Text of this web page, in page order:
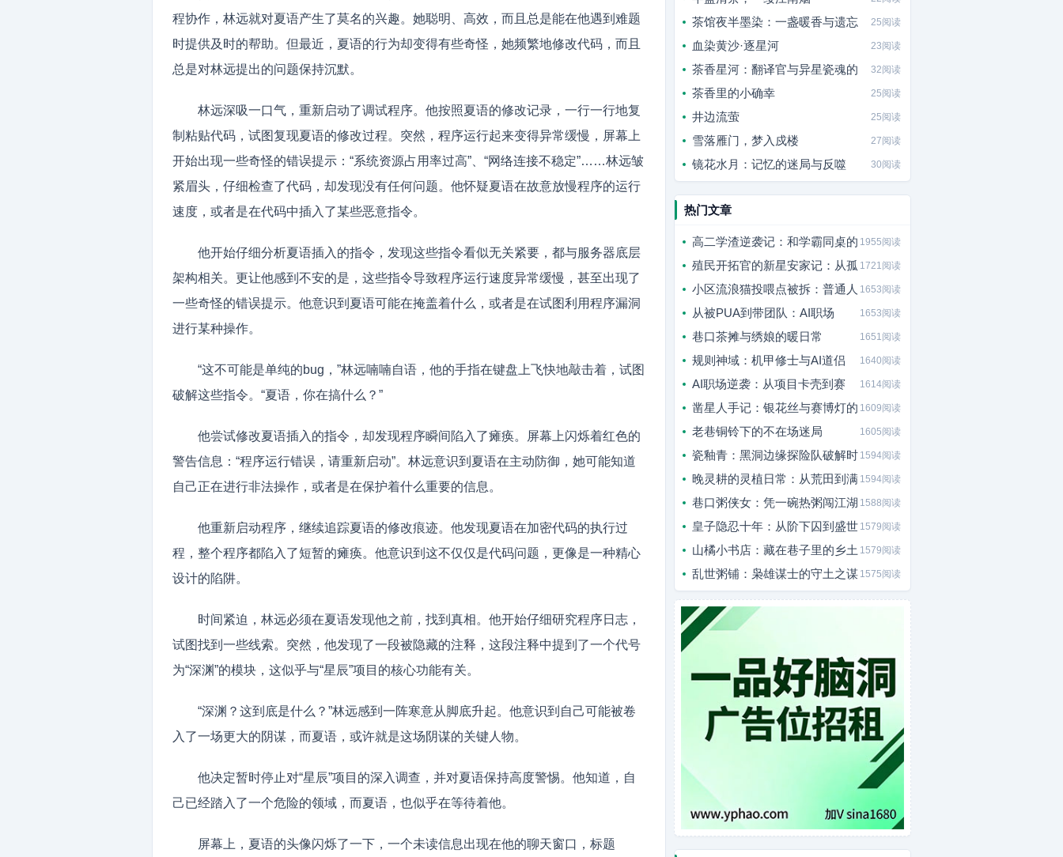
程协作，林远就对夏语产生了莫名的兴趣。她聪明、高效，而且总是能在他遇到难题
时提供及时的帮助。但最近，夏语的行为却变得有些奇怪，她频繁地修改代码，而且
总是对林远提出的问题保持沉默。
林远深吸一口气，重新启动了调试程序。他按照夏语的修改记录，一行一行地复
制粘贴代码，试图复现夏语的修改过程。突然，程序运行起来变得异常缓慢，屏幕上
开始出现一些奇怪的错误提示：“系统资源占用率过高”、“网络连接不稳定”……林远皱
紧眉头，仔细检查了代码，却发现没有任何问题。他怀疑夏语在故意放慢程序的运行
速度，或者是在代码中插入了某些恶意指令。
他开始仔细分析夏语插入的指令，发现这些指令看似无关紧要，都与服务器底层
架构相关。更让他感到不安的是，这些指令导致程序运行速度异常缓慢，甚至出现了
一些奇怪的错误提示。他意识到夏语可能在掩盖着什么，或者是在试图利用程序漏洞
进行某种操作。
“这不可能是单纯的bug，”林远喃喃自语，他的手指在键盘上飞快地敲击着，试图
破解这些指令。“夏语，你在搞什么？”
他尝试修改夏语插入的指令，却发现程序瞬间陷入了瘫痪。屏幕上闪烁着红色的
警告信息：“程序运行错误，请重新启动”。林远意识到夏语在主动防御，她可能知道
自己正在进行非法操作，或者是在保护着什么重要的信息。
他重新启动程序，继续追踪夏语的修改痕迹。他发现夏语在加密代码的执行过
程，整个程序都陷入了短暂的瘫痪。他意识到这不仅仅是代码问题，更像是一种精心
设计的陷阱。
时间紧迫，林远必须在夏语发现他之前，找到真相。他开始仔细研究程序日志，
试图找到一些线索。突然，他发现了一段被隐藏的注释，这段注释中提到了一个代号
为“深渊”的模块，这似乎与“星辰”项目的核心功能有关。
“深渊？这到底是什么？”林远感到一阵寒意从脚底升起。他意识到自己可能被卷
入了一场更大的阴谋，而夏语，或许就是这场阴谋的关键人物。
他决定暂时停止对“星辰”项目的深入调查，并对夏语保持高度警惕。他知道，自
己已经踏入了一个危险的领域，而夏语，也似乎在等待着他。
屏幕上，夏语的头像闪烁了一下，一个未读信息出现在他的聊天窗口，标题
茶馆夜半墨染：一盏暖香与遗忘 25阅读
血染黄沙·逐星河 23阅读
茶香星河：翻译官与异星瓷魂的 32阅读
茶香里的小确幸 25阅读
井边流萤 25阅读
雪落雁门，梦入戍楼 27阅读
镜花水月：记忆的迷局与反噬 30阅读
热门文章
高二学渣逆袭记：和学霸同桌的 1955阅读
殖民开拓官的新星安家记：从孤 1721阅读
小区流浪猫投喂点被拆：普通人 1653阅读
从被PUA到带团队：AI职场 1653阅读
巷口茶摊与绣娘的暖日常 1651阅读
规则神域：机甲修士与AI道侣 1640阅读
AI职场逆袭：从项目卡壳到赛 1614阅读
凿星人手记：银花丝与赛博灯的 1609阅读
老巷铜铃下的不在场迷局 1605阅读
瓷釉青：黑洞边缘探险队破解时 1594阅读
晚灵耕的灵植日常：从荒田到满 1594阅读
巷口粥侠女：凭一碗热粥闯江湖 1588阅读
皇子隐忍十年：从阶下囚到盛世 1579阅读
山橘小书店：藏在巷子里的乡土 1579阅读
乱世粥铺：枭雄谋士的守土之谋 1575阅读